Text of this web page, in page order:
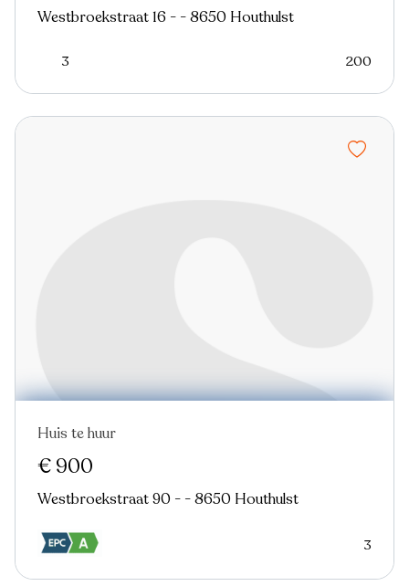
Westbroekstraat 16 - - 8650 Houthulst
3 200
Nieuw
Huis te huur
€ 900
Westbroekstraat 90 - - 8650 Houthulst
3